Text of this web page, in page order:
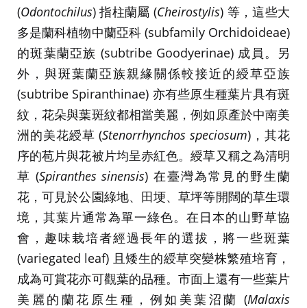
(Odontochilus) 指柱蘭屬 (Cheirostylis) 等，這些大
多是蘭科植物中蘭亞科 (subfamily Orchidoideae)
的斑葉蘭亞族 (subtribe Goodyerinae) 成員。另
外，與斑葉蘭亞族親緣關係較接近的綬草亞族
(subtribe Spiranthinae) 亦有些原生種葉片具有斑
紋，花朵與葉斑紋都相當美麗，例如原產於中南美
洲的美花綬草 (Stenorrhynchos speciosum)，其花
序的苞片與花被片均呈赤紅色。綬草又稱之為清明
草 (Spiranthes sinensis) 在臺灣為常見的野生蘭
花，可見於公園綠地、田埂、草坪等開闊的草生環
境，其葉片通常為單一綠色。在日本的山野草協
會，趣味栽培者經過長年的選拔，將一些斑葉
(variegated leaf) 且矮生的綬草突變株繁殖培育，
成為可賞花亦可觀葉的品種。市面上還有一些葉片
美麗的蘭花原生種，例如美葉沼蘭 (Malaxis